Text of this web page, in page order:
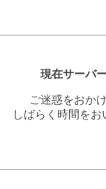
現在サーバ
ご迷惑をおか
しばらく時間を